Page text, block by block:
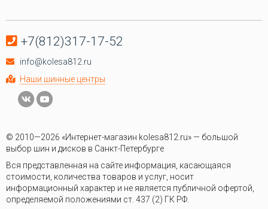
+7(812)317-17-52
info@kolesa812.ru
Наши шинные центры
© 2010—2026 «Интернет-магазин kolesa812.ru» — большой
выбор шин и дисков в Санкт-Петербурге
Вся представленная на сайте информация, касающаяся
стоимости, количества товаров и услуг, носит
информационный характер и не является публичной офертой,
определяемой положениями ст. 437 (2) ГК РФ.